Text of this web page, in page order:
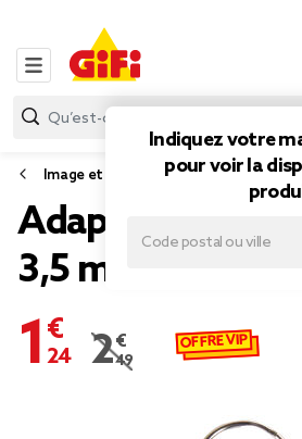
Indiquez votre
pour voir la
Image et son
Adaptateur
3,5 mm
1,24 €
Prix remisé de
2,49 € OFFRE VIP